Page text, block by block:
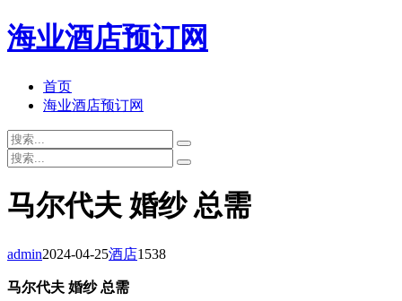
海业酒店预订网
首页
海业酒店预订网
马尔代夫 婚纱 总需
admin2024-04-25酒店1538
马尔代夫 婚纱 总需